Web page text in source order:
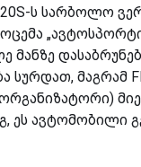
ს სარბოლო
მანზე
სურდათ, მაგრამ
ეს ავტომობილი